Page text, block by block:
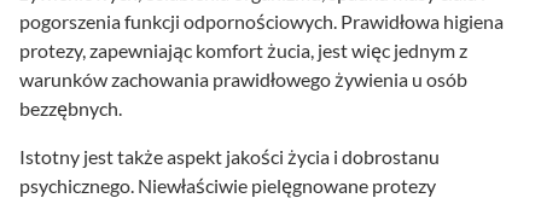
pogorszenia funkcji odpornościowych. Prawidłowa higiena
protezy, zapewniając komfort żucia, jest więc jednym z
warunków zachowania prawidłowego żywienia u osób
bezzębnych.
Istotny jest także aspekt jakości życia i dobrostanu
psychicznego. Niewłaściwie pielęgnowane protezy